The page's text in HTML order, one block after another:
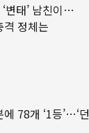
변태’ 남친이…
정체는
78개 ‘1등’…‘던